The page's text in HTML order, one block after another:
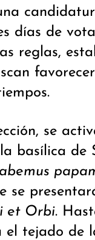
días de
reglas,
se
basílica de
se
et Orbi.
el tejado de